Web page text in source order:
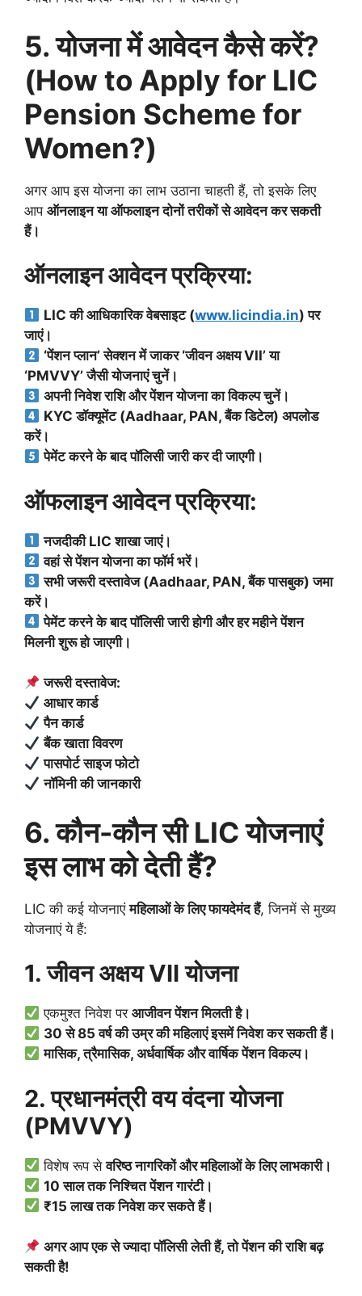
5. योजना में आवेदन कैसे करें?
(How to Apply for LIC
Pension Scheme for
Women?)
अगर आप इस योजना का लाभ उठाना चाहती हैं, तो इसके लिए
आप ऑनलाइन या ऑफलाइन दोनों तरीकों से आवेदन कर सकती
हैं।
ऑनलाइन आवेदन प्रक्रिया:
LIC की आधिकारिक वेबसाइट (www.licindia.in) पर
जाएं।
‘पेंशन प्लान’ सेक्शन में जाकर ‘जीवन अक्षय VII’ या
‘PMVVY’ जैसी योजनाएं चुनें।
अपनी निवेश राशि और पेंशन योजना का विकल्प चुनें।
KYC डॉक्यूमेंट (Aadhaar, PAN, बैंक डिटेल) अपलोड
करें।
पेमेंट करने के बाद पॉलिसी जारी कर दी जाएगी।
ऑफलाइन आवेदन प्रक्रिया:
नजदीकी LIC शाखा जाएं।
वहां से पेंशन योजना का फॉर्म भरें।
सभी जरूरी दस्तावेज (Aadhaar, PAN, बैंक पासबुक) जमा
करें।
पेमेंट करने के बाद पॉलिसी जारी होगी और हर महीने पेंशन
मिलनी शुरू हो जाएगी।
जरूरी दस्तावेज:
आधार कार्ड
पैन कार्ड
बैंक खाता विवरण
पासपोर्ट साइज फोटो
नॉमिनी की जानकारी
6. कौन-कौन सी LIC योजनाएं
इस लाभ को देती हैं?
LIC की कई योजनाएंमहिलाओं के लिए फायदेमंद हैं, जिनमें से मुख्य
योजनाएं ये हैं:
1. जीवन अक्षय VII योजना
एकमुश्त निवेश परआजीवन पेंशन मिलती है।
30 से 85 वर्ष की उम्र की महिलाएं इसमें निवेश कर सकती हैं।
मासिक, त्रैमासिक, अर्धवार्षिक और वार्षिक पेंशन विकल्प।
2. प्रधानमंत्री वय वंदना योजना
(PMVVY)
विशेष रूप सेवरिष्ठ नागरिकों और महिलाओं के लिए लाभकारी।
10 साल तक निश्चित पेंशन गारंटी।
₹15 लाख तक निवेश कर सकते हैं।
अगर आप एक से ज्यादा पॉलिसी लेती हैं, तो पेंशन की राशि बढ़
सकती है!